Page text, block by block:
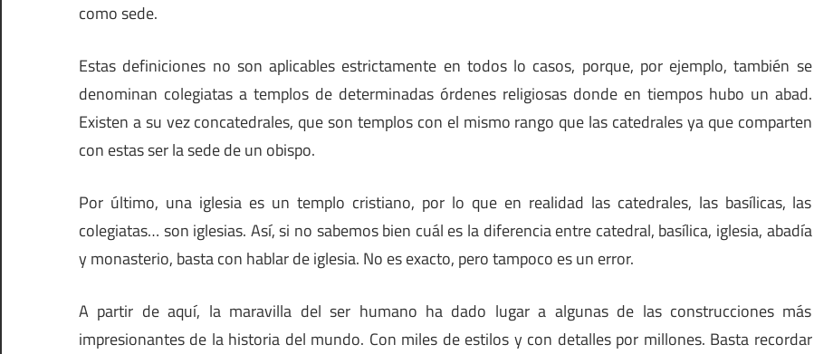
como sede.
Estas definiciones no son aplicables estrictamente en todos lo casos, porque, por ejemplo, también se
denominan colegiatas a templos de determinadas órdenes religiosas donde en tiempos hubo un abad.
Existen a su vez concatedrales, que son templos con el mismo rango que las catedrales ya que comparten
con estas ser la sede de un obispo.
Por último, una iglesia es un templo cristiano, por lo que en realidad las catedrales, las basílicas, las
colegiatas… son iglesias. Así, si no sabemos bien cuál es la diferencia entre catedral, basílica, iglesia, abadía
y monasterio, basta con hablar de iglesia. No es exacto, pero tampoco es un error.
A partir de aquí, la maravilla del ser humano ha dado lugar a algunas de las construcciones más
impresionantes de la historia del mundo. Con miles de estilos y con detalles por millones. Basta recordar